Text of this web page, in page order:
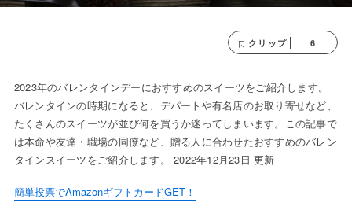
クリップ 6
2023年のバレンタインデーにおすすめのスイーツをご紹介します。
バレンタインの時期になると、デパートや有名店のお取り寄せなど、
たくさんのスイーツが並び何を買うか迷ってしまいます。この記事で
は本命や友達・職場の同僚など、贈る人に合わせたおすすめのバレン
タインスイーツをご紹介します。 2022年12月23日 更新
簡単投票でAmazonギフトカードGET！